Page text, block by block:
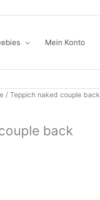
Mein Konto
/ Teppich naked couple back
back